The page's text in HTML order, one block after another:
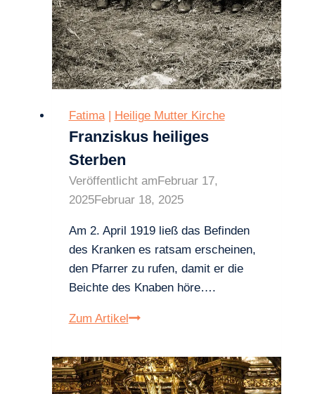
Fatima| Heilige Mutter Kirche
Franziskus heiliges
Sterben
Veröffentlicht amFebruar 17,
2025Februar 18, 2025
Am 2. April 1919 ließ das Befinden
des Kranken es ratsam erscheinen,
den Pfarrer zu rufen, damit er die
Beichte des Knaben höre….
Zum ArtikelFranziskus
Sterben